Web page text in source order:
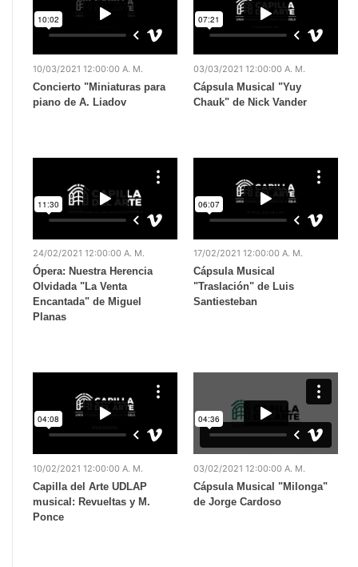
10/03/2021 12:00:00 A. M.
Concierto "Miniaturas para
piano de A. Liadov
03/03/2021 12:00:00 A. M.
Cápsula Musical "Yuy
Chauk" de Nick Vander
24/02/2021 12:00:00 A. M.
Ópera: Nuestra Herencia
Olvidada "La Venta
Encantada" de Miguel
Planas
17/02/2021 12:00:00 A. M.
Cápsula Musical
"Traslación" de Luis
Santiesteban
10/02/2021 12:00:00 A. M.
Capilla del Arte UDLAP
musical: Revueltas y M.
Ponce
03/02/2021 12:00:00 A. M.
Cápsula Musical "Milonga"
de Jorge Cardoso